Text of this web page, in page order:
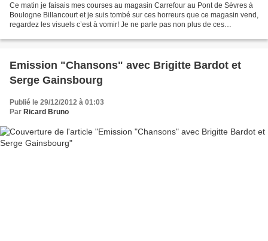
Ce matin je faisais mes courses au magasin Carrefour au Pont de Sèvres à
Boulogne Billancourt et je suis tombé sur ces horreurs que ce magasin vend,
regardez les visuels c’est à vomir! Je ne parle pas non plus de ces
Emission "Chansons" avec Brigitte Bardot et
Serge Gainsbourg
Publié le 29/12/2012 à 01:03
Par Ricard Bruno